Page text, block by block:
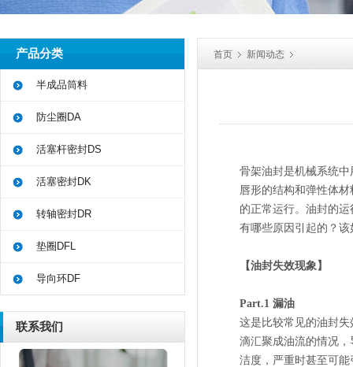
产品分类
半成品筒料
防尘圈DA
活塞杆密封DS
活塞密封DK
转轴密封DR
垫圈DFL
导向环DF
联系我们
首页 新闻动态
骨架油封是机械系统
唇形的结构和弹性体
的正常运行。油封的
有哪些原因引起的？
【油封失效现象】
Part.1 漏油
这是比较常见的油封
滴汇聚成油流的情况
洁度，严重时甚至可